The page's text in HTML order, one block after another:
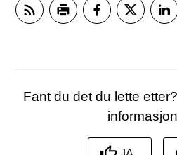
Fant du det du lette